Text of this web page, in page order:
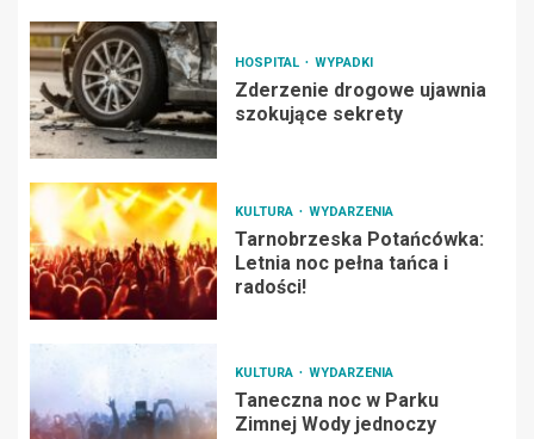
HOSPITAL WYPADKI
Zderzenie drogowe ujawnia
szokujące sekrety
KULTURA WYDARZENIA
Tarnobrzeska Potańcówka:
Letnia noc pełna tańca i
radości!
KULTURA WYDARZENIA
Taneczna noc w Parku
Zimnej Wody jednoczy